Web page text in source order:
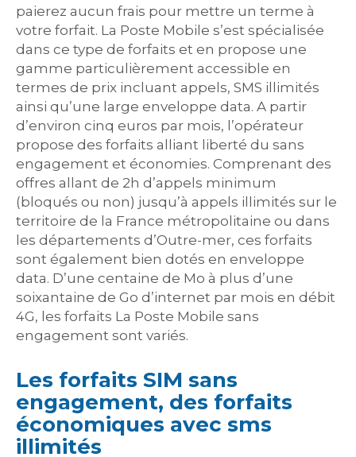
paierez aucun frais pour mettre un terme à
votre forfait. La Poste Mobile s’est spécialisée
dans ce type de forfaits et en propose une
gamme particulièrement accessible en
termes de prix incluant appels, SMS illimités
ainsi qu’une large enveloppe data. A partir
d’environ cinq euros par mois, l’opérateur
propose des forfaits alliant liberté du sans
engagement et économies. Comprenant des
offres allant de 2h d’appels minimum
(bloqués ou non) jusqu’à appels illimités sur le
territoire de la France métropolitaine ou dans
les départements d’Outre-mer, ces forfaits
sont également bien dotés en enveloppe
data. D’une centaine de Mo à plus d’une
soixantaine de Go d’internet par mois en débit
4G, les forfaits La Poste Mobile sans
engagement sont variés.
Les forfaits SIM sans
engagement, des forfaits
économiques avec sms
illimités